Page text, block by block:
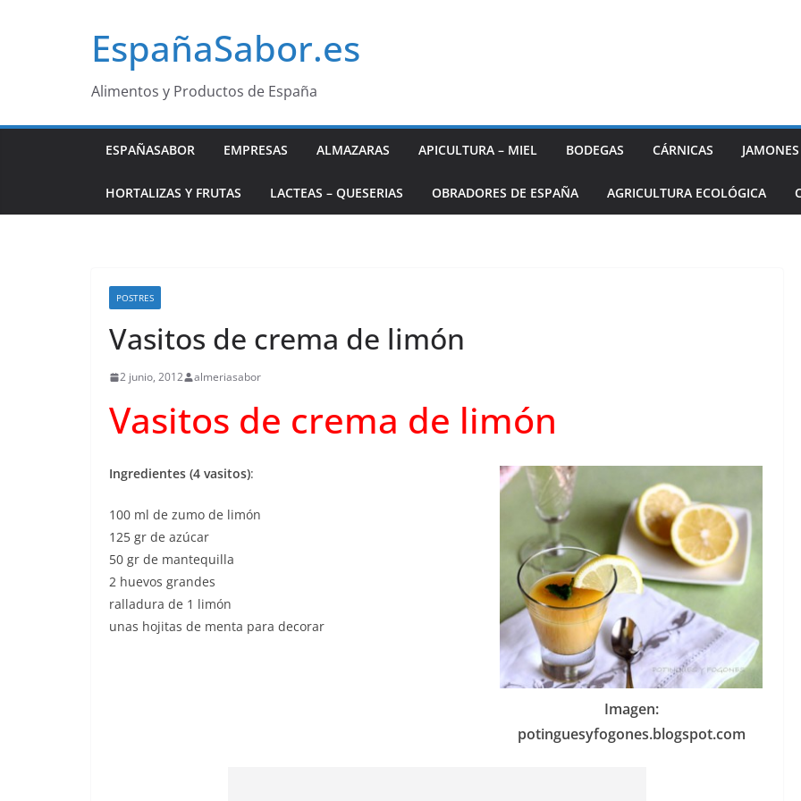
EspañaSabor.es
Alimentos y Productos de España
ESPAÑASABOR EMPRESAS ALMAZARAS APICULTURA – MIEL BODEGAS CÁRNICAS
HORTALIZAS Y FRUTAS LACTEAS – QUESERIAS OBRADORES DE ESPAÑA AGRICULTURA ECOLÓGICA
POSTRES
Vasitos de crema de limón
2 junio, 2012 almeriasabor
Vasitos de crema de limón
Imagen:
potinguesyfogones.blogspot.com
Ingredientes (4 vasitos):
100 ml de zumo de limón
125 gr de azúcar
50 gr de mantequilla
2 huevos grandes
ralladura de 1 limón
unas hojitas de menta para decorar